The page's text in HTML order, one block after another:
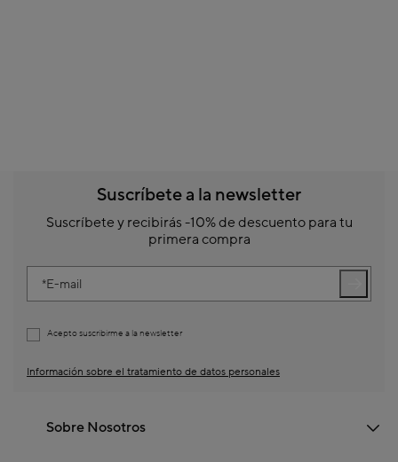
Suscríbete a la newsletter
Suscríbete y recibirás -10% de descuento para tu
primera compra
E-mail
Acepto suscribirme a la newsletter
Información sobre el tratamiento de datos personales
Sobre Nosotros